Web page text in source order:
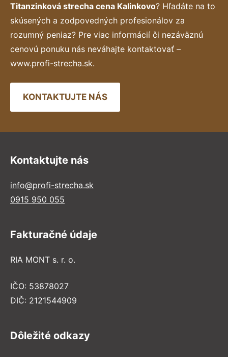
Titanzinková strecha cena Kalinkovo? Hľadáte na to
skúsených a zodpovedných profesionálov za
rozumný peniaz? Pre viac informácií či nezáväznú
cenovú ponuku nás neváhajte kontaktovať –
www.profi-strecha.sk.
KONTAKTUJTE NÁS
Kontaktujte nás
info@profi-strecha.sk
0915 950 055
Fakturačné údaje
RIA MONT s. r. o.
IČO: 53878027
DIČ: 2121544909
Dôležité odkazy